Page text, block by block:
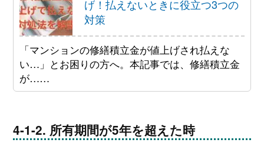
げ！払えないときに役立つ3つの
対策
「マンションの修繕積立金が値上げされ払えな
い…」とお困りの方へ。本記事では、修繕積立金
が……
所有期間が5年を超えた時